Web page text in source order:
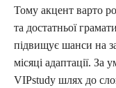
Тому акцент варто
та достатньої
підвищує шанси на
місяці адаптації. За
VIPstudy шлях до